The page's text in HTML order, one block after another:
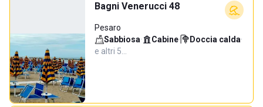
Bagni Venerucci 48
Pesaro
Sabbiosa· Cabine· Doccia calda·
e altri 5…